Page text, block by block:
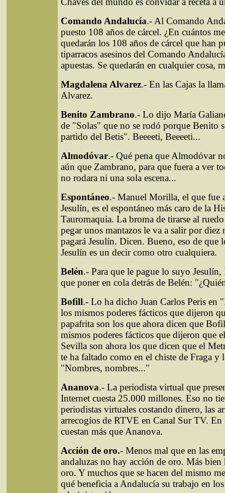
Comando Andalucía.- Al Comando
puesto 108 años de cárcel. ¿En cuántos
quedarán los 108 años de cárcel que han
tiparracos asesinos del Comando
apuestas. Se quedarán en cualquier cosa,
Magdalena Alvarez.- En las Cajas la
Alvarez.
Benito Zambrano.- Lo dijo María
de "Solas" que no se rodó porque Benito
partido del Betis". Beeeeti, Beeeeti...
Almodóvar.- Qué pena que Almodóvar
aún que Zambrano, para que fuera a ver
no rodara ni una sola escena...
Espontáneo.- Manuel Morilla, el que fue
Jesulín, es el espontáneo más caro de la
Tauromaquia. La broma de tirarse al
pegar unos mantazos le va a salir por
pagará Jesulín. Dicen. Bueno, eso de que
Jesulín es un decir como otro cualquiera.
Belén.- Para que le pague lo suyo
que poner en cola detrás de Belén:
Bofill.- Lo ha dicho Juan Carlos Peris en
los mismos poderes fácticos que dijeron
papafrita son los que ahora dicen que
mismos poderes fácticos que dijeron que
Sevilla son ahora los que dicen que el
te ha faltado como en el chiste de Fraga y
"Nombres, nombres..."
Ananova.- La periodista virtual que
Internet cuesta 25.000 millones. Eso no
periodistas virtuales costando dinero, las
arrecogíos de RTVE en Canal Sur TV. En
cuestan más que Ananova.
Acción de oro.- Menos mal que en las
andaluzas no hay acción de oro. Más
oro. Y muchos que se hacen del mismo
qué beneficia a Andalucía su trabajo en